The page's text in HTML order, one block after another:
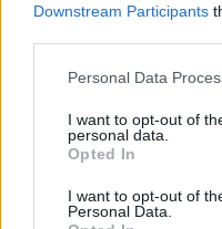
Downstream Participants
Personal Data
I want to opt-out of
personal data.
Opted In
I want to opt-out of
Personal Data.
KEDVES
tartozik, melynek
regisztrációhoz kötött.
Az előfizetés a
Kötéslisták: BÉT